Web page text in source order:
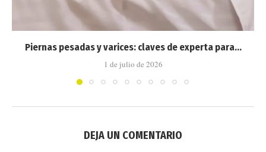
Piernas pesadas y varices: claves de experta para...
1 de julio de 2026
DEJA UN COMENTARIO